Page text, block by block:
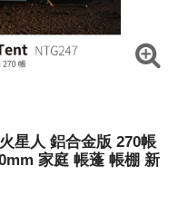
星人 鋁合金版 270帳
家庭 帳蓬 帳棚 新